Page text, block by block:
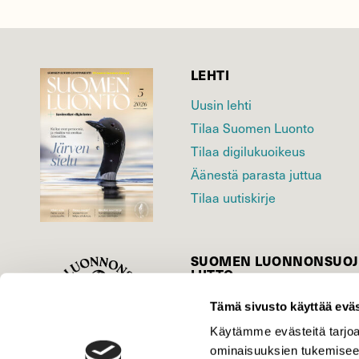
Tämä sivusto käyttää
Käytämme evästeitä
ominaisuuksien
LEHTI
Uusin lehti
Tilaa Suomen Luonto
Tilaa digilukuoikeus
Äänestä parasta juttua
Tilaa uutiskirje
SUOMEN
LIITTO
Suomen Luonto -lehden